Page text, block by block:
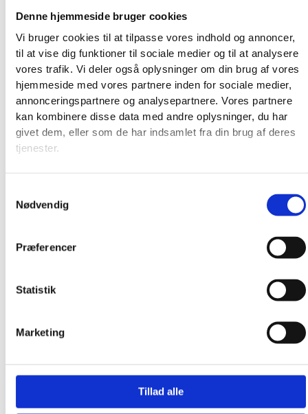
Denne hjemmeside bruger cookies
Vi bruger cookies til at tilpasse vores indhold og annoncer,
til at vise dig funktioner til sociale medier og til at analysere
vores trafik. Vi deler også oplysninger om din brug af vores
hjemmeside med vores partnere inden for sociale medier,
annonceringspartnere og analysepartnere. Vores partnere
kan kombinere disse data med andre oplysninger, du har
givet dem, eller som de har indsamlet fra din brug af deres
tjenester.
Nødvendig
Præferencer
Statistik
Marketing
Tillad alle
Broderitilbehør
Addi Strikketilbehør
Videoer